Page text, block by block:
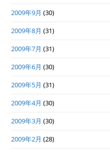
2009年9月 (30)
2009年8月 (31)
2009年7月 (31)
2009年6月 (30)
2009年5月 (31)
2009年4月 (30)
2009年3月 (30)
2009年2月 (28)